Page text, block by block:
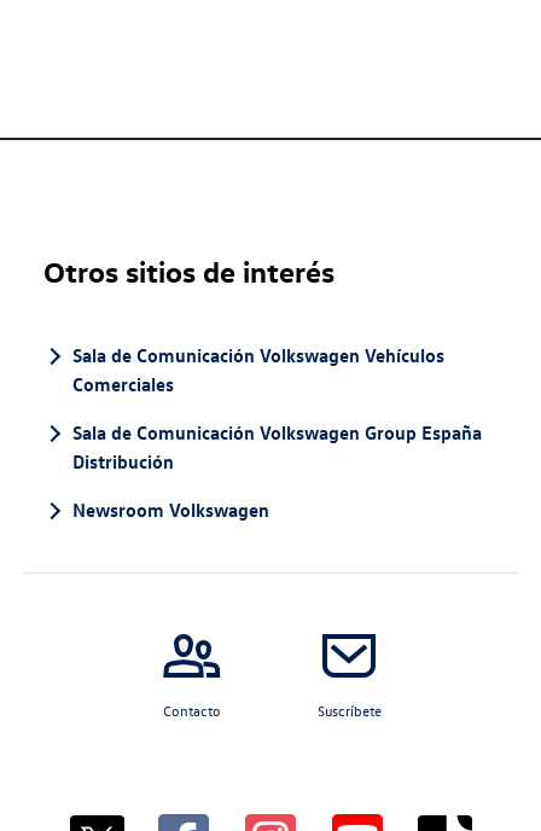
Otros sitios de interés
Sala de Comunicación Volkswagen Vehículos
Comerciales
Sala de Comunicación Volkswagen Group España
Distribución
Newsroom Volkswagen
Contacto Suscríbete